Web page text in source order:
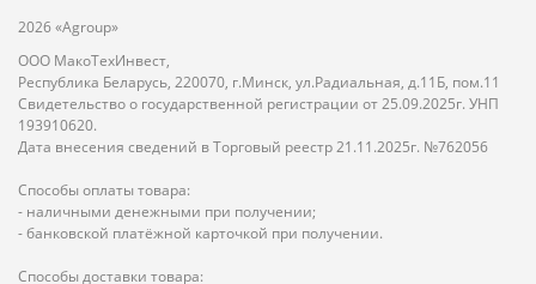
2026 «Agroup»
ООО МакоТехИнвест,
Республика Беларусь, 220070, г.Минск, ул.Радиальная, д.11Б, пом.11
Свидетельство о государственной регистрации от 25.09.2025г. УНП
193910620.
Дата внесения сведений в Торговый реестр 21.11.2025г. №762056
Способы оплаты товара:
- наличными денежными при получении;
- банковской платёжной карточкой при получении.
Способы доставки товара: